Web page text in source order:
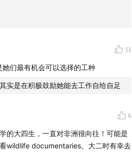
？
11
们最有机会可以选择的工种
实是在积极鼓励她能去工作自给自足
6
的大四生，一直对非洲很向往！可能是
wildlife documentaries。大二时有幸去